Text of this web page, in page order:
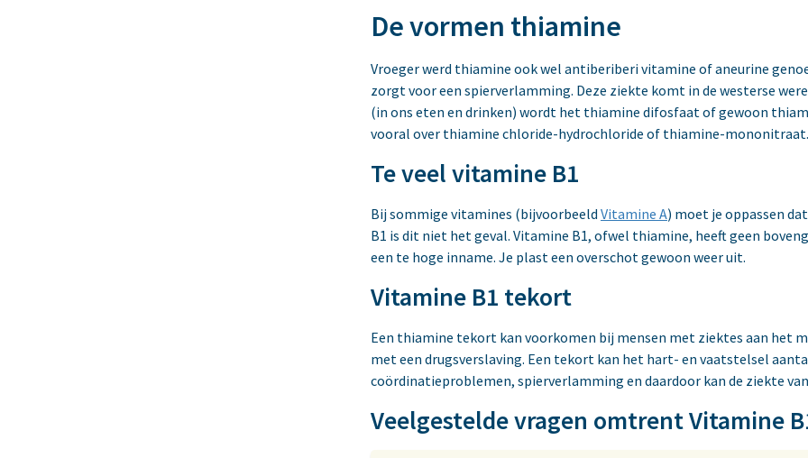
De vormen thiamine
Vroeger werd thiamine ook wel antiberiberi vitamine of aneurine
zorgt voor een spierverlamming. Deze ziekte komt in de westerse
(in ons eten en drinken) wordt het thiamine difosfaat of gewoon
vooral over thiamine chloride-hydrochloride of thiamine-mononitraat.
Te veel vitamine B1
Bij sommige vitamines (bijvoorbeeld Vitamine A) moet je oppassen
B1 is dit niet het geval. Vitamine B1, ofwel thiamine, heeft geen
een te hoge inname. Je plast een overschot gewoon weer uit.
Vitamine B1 tekort
Een thiamine tekort kan voorkomen bij mensen met ziektes aan het
met een drugsverslaving. Een tekort kan het hart- en vaatstelsel
coördinatieproblemen, spierverlamming en daardoor kan de ziekte
Veelgestelde vragen omtrent Vitamine